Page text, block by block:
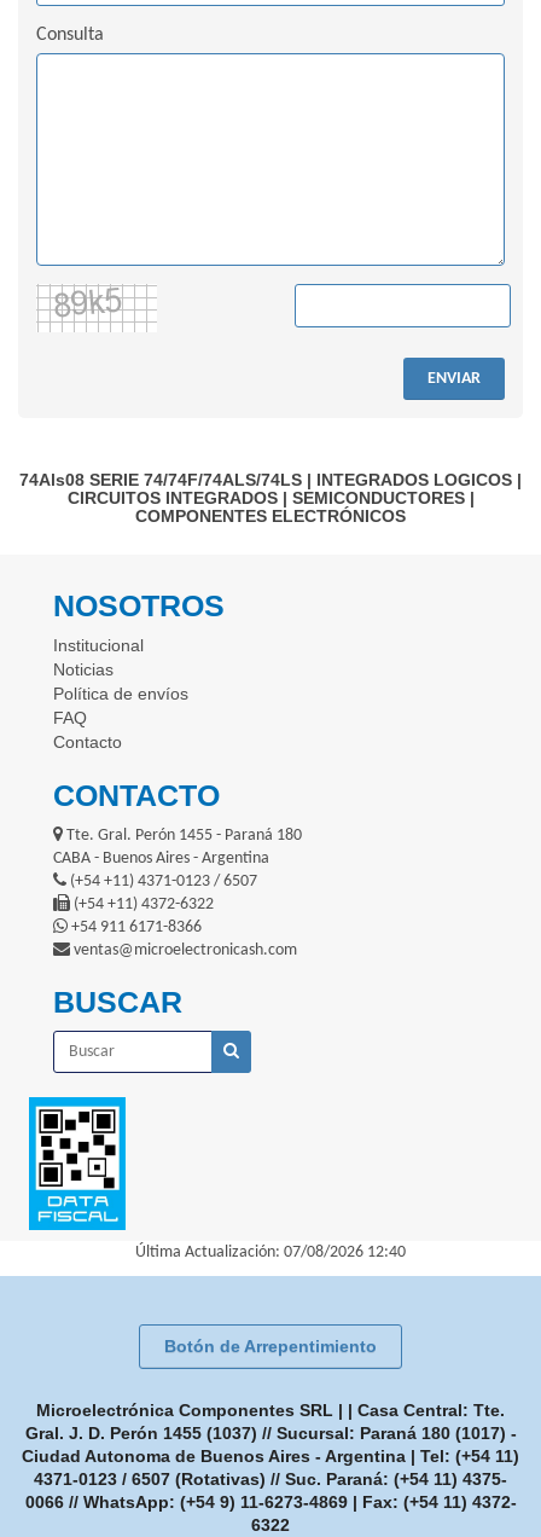
Consulta
ENVIAR
74Als08 SERIE 74/74F/74ALS/74LS | INTEGRADOS LOGICOS |
CIRCUITOS INTEGRADOS| SEMICONDUCTORES|
COMPONENTES ELECTRÓNICOS
NOSOTROS
Institucional
Noticias
Política de envíos
FAQ
Contacto
CONTACTO
Tte. Gral. Perón 1455 - Paraná 180
CABA - Buenos Aires - Argentina
(+54 +11) 4371-0123 / 6507
(+54 +11) 4372-6322
+54 911 6171-8366
ventas@microelectronicash.com
BUSCAR
Última Actualización: 07/08/2026 12:40
Botón de Arrepentimiento
Microelectrónica Componentes SRL | | Casa Central: Tte.
Gral. J. D. Perón 1455 (1037) // Sucursal: Paraná 180 (1017) -
Ciudad Autonoma de Buenos Aires - Argentina | Tel: (+54 11)
4371-0123 / 6507 (Rotativas) // Suc. Paraná: (+54 11) 4375-
0066 // WhatsApp: (+54 9) 11-6273-4869| Fax: (+54 11) 4372-
6322